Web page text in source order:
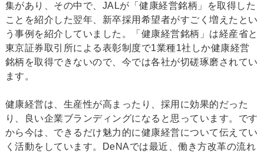
集があり、その中で、JALが「健康経営銘柄」を取得した
ことを紹介した翌年、新卒採用希望者がすごく増えたとい
う事例を紹介していました。「健康経営銘柄」は経産省と
東京証券取引所による表彰制度で1業種1社しか健康経営
銘柄を取得できないので、今では各社が切磋琢磨されてい
ます。
健康経営は、生産性が高まったり、採用に効果的だった
り、良い企業ブランディングになると思っています。です
から今は、できるだけ魅力的に健康経営について伝えてい
く活動をしています。DeNAでは最近、働き方改革の流れ